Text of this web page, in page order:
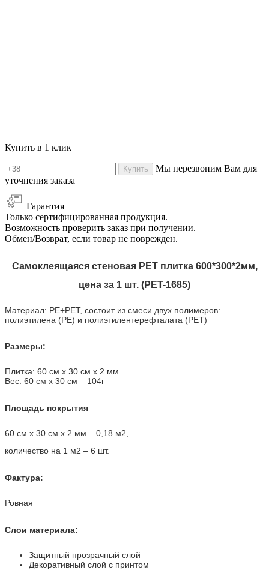
Купить в 1 клик
Купить
Мы перезвоним Вам для
уточнения заказа
Гарантия
Только сертифицированная продукция.
Возможность проверить заказ при получении.
Обмен/Возврат, если товар не поврежден.
Самоклеящаяся стеновая PET плитка 600*300*2мм,
цена за 1 шт. (PET-1685)
Материал: PE+PET, состоит из смеси двух полимеров:
полиэтилена (PE) и полиэтилентерефталата (PET)
Размеры:
Плитка: 60 см х 30 см х 2 мм
Вес: 60 см х 30 см – 104г
Площадь покрытия
60 см х 30 см х 2 мм – 0,18 м2,
количество на 1 м2 – 6 шт.
Фактура:
Ровная
Слои материала:
Защитный прозрачный слой
Декоративный слой с принтом